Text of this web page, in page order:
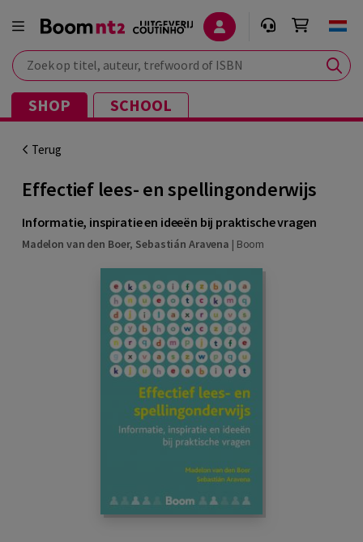
Zoek op titel, auteur, trefwoord of ISBN
SHOP SCHOOL
Terug
Effectief lees- en spellingonderwijs
Informatie, inspiratie en ideeën bij praktische vragen
Madelon van den Boer, Sebastián Aravena | Boom